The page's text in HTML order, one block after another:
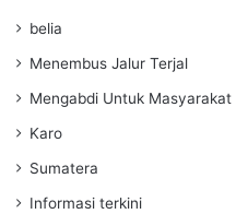
belia
Menembus Jalur Terjal
Mengabdi Untuk Masyarakat
Karo
Sumatera
Informasi terkini